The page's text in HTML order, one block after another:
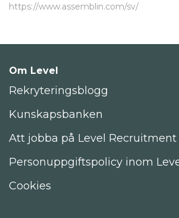
https://www.assemblin.com/sv/
Om Level
Rekryteringsblogg
Kunskapsbanken
Att jobba på Level Recruitment
Personuppgiftspolicy inom
Cookies